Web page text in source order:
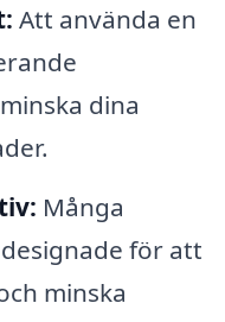
Att använda en
dina
Många
för att
minska